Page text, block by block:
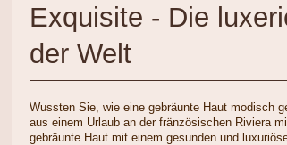
Exquisite - Die
der Welt
Wussten Sie, wie eine gebräunte Haut modisch
aus einem Urlaub an der fränzösischen Riviera
gebräunte Haut mit einem gesunden und